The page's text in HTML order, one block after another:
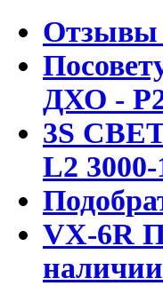
Отзывы
ДХО -
3S
L2
VX-6R